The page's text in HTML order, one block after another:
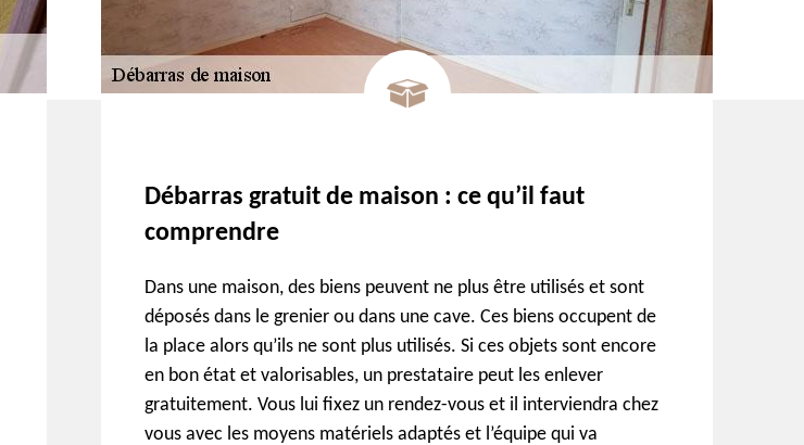
Débarras gratuit de maison : ce qu’il faut
comprendre
Dans une maison, des biens peuvent ne plus être utilisés et sont
déposés dans le grenier ou dans une cave. Ces biens occupent de
la place alors qu’ils ne sont plus utilisés. Si ces objets sont encore
en bon état et valorisables, un prestataire peut les enlever
gratuitement. Vous lui fixez un rendez-vous et il interviendra chez
vous avec les moyens matériels adaptés et l’équipe qui va